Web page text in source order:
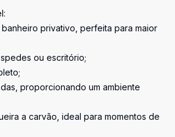
banheiro privativo, perfeita para maior
ou escritório;
proporcionando um ambiente
a carvão, ideal para momentos de